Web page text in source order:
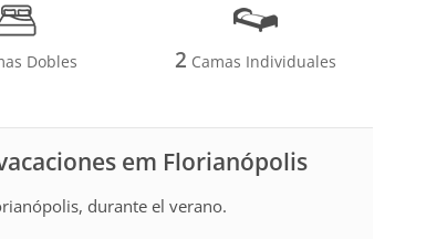
Dobles 2 Camas Individuales
em Florianópolis
durante el verano.